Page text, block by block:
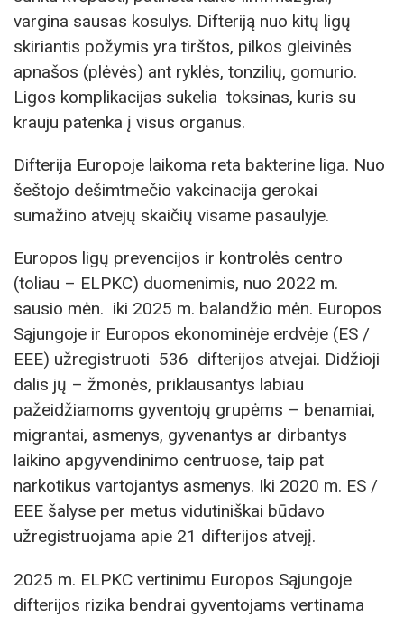
vargina sausas kosulys. Difteriją nuo kitų ligų
skiriantis požymis yra tirštos, pilkos gleivinės
apnašos (plėvės) ant ryklės, tonzilių, gomurio.
Ligos komplikacijas sukelia toksinas, kuris su
krauju patenka į visus organus.
Difterija Europoje laikoma reta bakterine liga. Nuo
šeštojo dešimtmečio vakcinacija gerokai
sumažino atvejų skaičių visame pasaulyje.
Europos ligų prevencijos ir kontrolės centro
(toliau – ELPKC) duomenimis, nuo 2022 m.
sausio mėn. iki 2025 m. balandžio mėn. Europos
Sąjungoje ir Europos ekonominėje erdvėje (ES /
EEE) užregistruoti 536 difterijos atvejai. Didžioji
dalis jų – žmonės, priklausantys labiau
pažeidžiamoms gyventojų grupėms – benamiai,
migrantai, asmenys, gyvenantys ar dirbantys
laikino apgyvendinimo centruose, taip pat
narkotikus vartojantys asmenys. Iki 2020 m. ES /
EEE šalyse per metus vidutiniškai būdavo
užregistruojama apie 21 difterijos atvejį.
2025 m. ELPKC vertinimu Europos Sąjungoje
difterijos rizika bendrai gyventojams vertinama